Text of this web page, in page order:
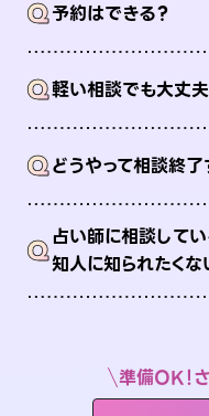
Q予約はできる？
Q軽い相談でも大丈
Qどうやって相談終了
Q占い師に相談してい
知人に知られたくな
準備OK！